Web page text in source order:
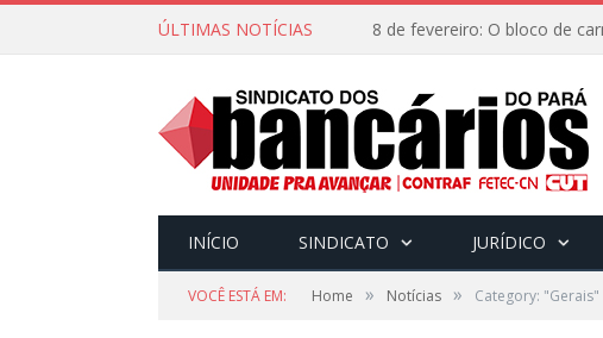
ÚLTIMAS NOTÍCIAS
INÍCIO SINDICATO JURÍDICO
VOCÊ ESTÁ EM: Home » Notícias » Category: "Gerais"